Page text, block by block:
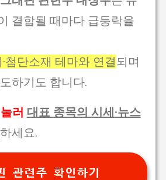
결합될 때마다 급등락을
첨단소재 테마와 연결되며
하기도 합니다.
러 대표 종목의 시세·뉴스
하세요.
관련주 확인하기